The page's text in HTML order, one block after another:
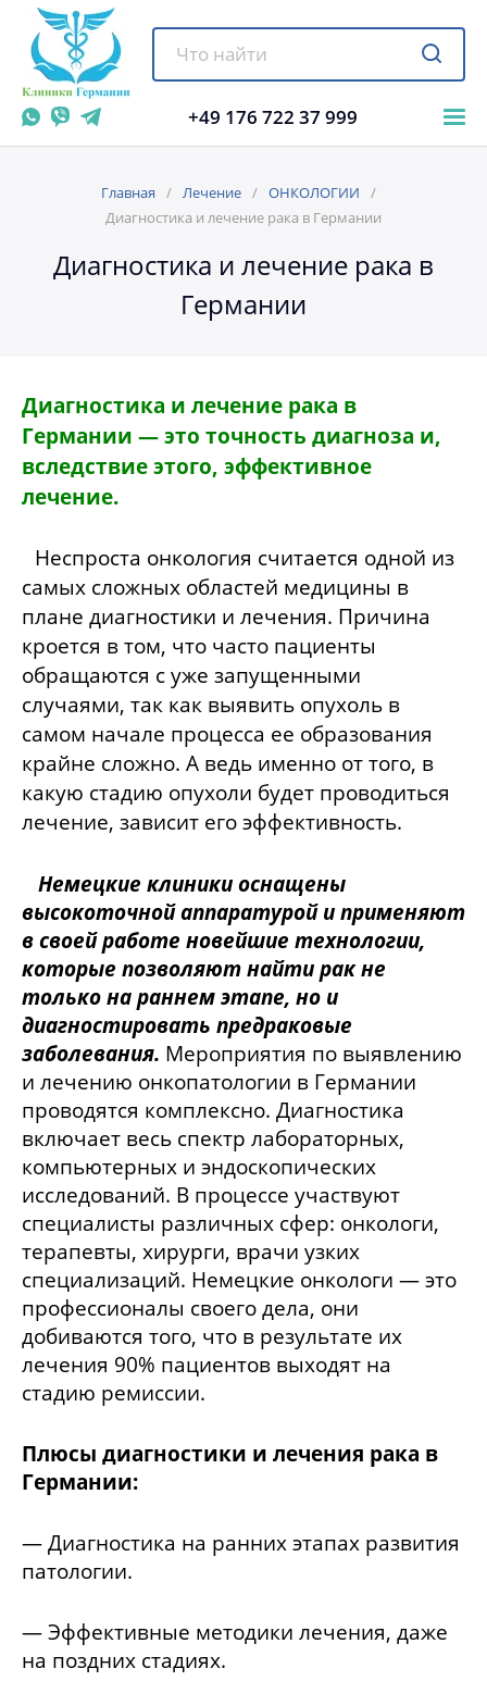
+49 176 722 37 999
Главная Лечение
ОНКОЛОГИИ
Диагностика и лечение рака в Германии
Диагностика и лечение рака в
Германии
Диагностика и лечение рака в
Германии — это точность диагноза и,
вследствие этого, эффективное
лечение.
Неспроста онкология считается одной из
самых сложных областей медицины в
плане диагностики и лечения. Причина
кроется в том, что часто пациенты
обращаются с уже запущенными
случаями, так как выявить опухоль в
самом начале процесса ее образования
крайне сложно. А ведь именно от того, в
какую стадию опухоли будет проводиться
лечение, зависит его эффективность.
Немецкие клиники оснащены
высокоточной аппаратурой и применяют
в своей работе новейшие технологии,
которые позволяют найти рак не
только на раннем этапе, но и
диагностировать предраковые
заболевания. Мероприятия по выявлению
и лечению онкопатологии в Германии
проводятся комплексно. Диагностика
включает весь спектр лабораторных,
компьютерных и эндоскопических
исследований. В процессе участвуют
специалисты различных сфер: онкологи,
терапевты, хирурги, врачи узких
специализаций. Немецкие онкологи — это
профессионалы своего дела, они
добиваются того, что в результате их
лечения 90% пациентов выходят на
стадию ремиссии.
Плюсы диагностики и лечения рака в
Германии:
— Диагностика на ранних этапах развития
патологии.
— Эффективные методики лечения, даже
на поздних стадиях.